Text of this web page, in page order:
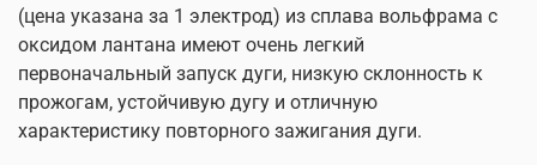
(цена указана за 1 электрод) из сплава вольфрама с
оксидом лантана имеют очень легкий
первоначальный запуск дуги, низкую склонность к
прожогам, устойчивую дугу и отличную
характеристику повторного зажигания дуги.